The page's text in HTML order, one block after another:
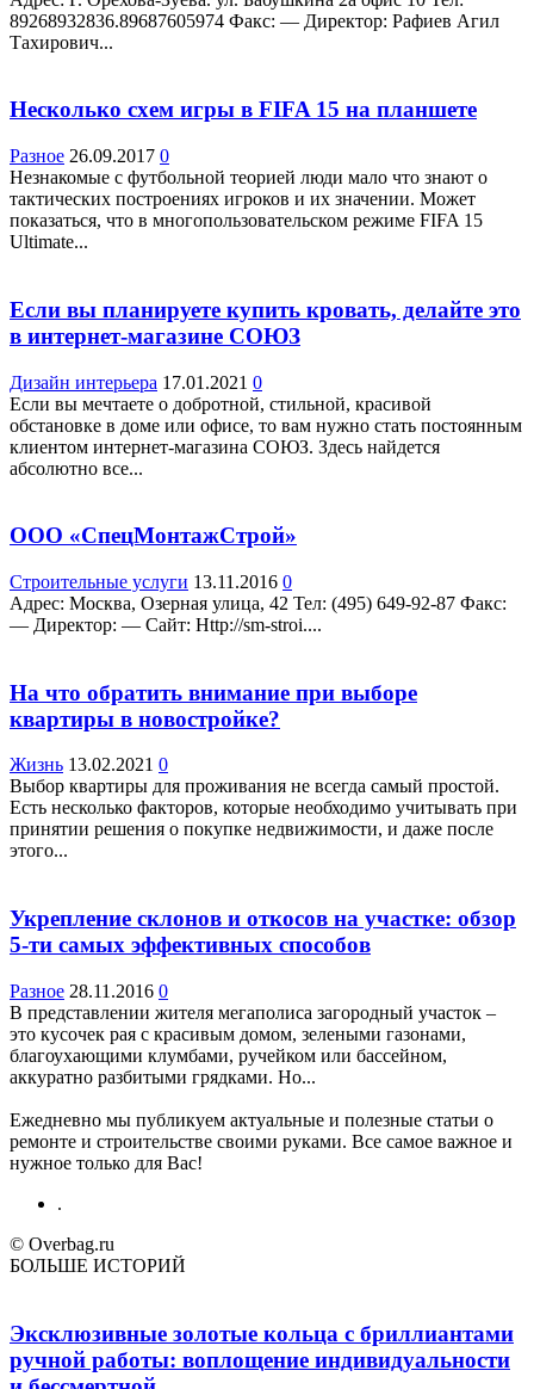
89268932836.89687605974 Факс: — Директор: Рафиев Агил
Тахирович...
Несколько схем игры в FIFA 15 на планшете
Разное 26.09.2017 0
Незнакомые с футбольной теорией люди мало что знают о
тактических построениях игроков и их значении. Может
показаться, что в многопользовательском режиме FIFA 15
Ultimate...
Если вы планируете купить кровать, делайте это
в интернет-магазине СОЮЗ
Дизайн интерьера 17.01.2021 0
Если вы мечтаете о добротной, стильной, красивой
обстановке в доме или офисе, то вам нужно стать постоянным
клиентом интернет-магазина СОЮЗ. Здесь найдется
абсолютно все...
ООО «СпецМонтажСтрой»
Строительные услуги 13.11.2016 0
Адрес: Москва, Озерная улица, 42 Teл: (495) 649-92-87 Факс:
— Директор: — Сайт: Http://sm-stroi....
На что обратить внимание при выборе
квартиры в новостройке?
Жизнь 13.02.2021 0
Выбор квартиры для проживания не всегда самый простой.
Есть несколько факторов, которые необходимо учитывать при
принятии решения о покупке недвижимости, и даже после
этого...
Укрепление склонов и откосов на участке: обзор
5-ти самых эффективных способов
Разное 28.11.2016 0
В представлении жителя мегаполиса загородный участок –
это кусочек рая с красивым домом, зелеными газонами,
благоухающими клумбами, ручейком или бассейном,
аккуратно разбитыми грядками. Но...
Ежедневно мы публикуем актуальные и полезные статьи о
ремонте и строительстве своими руками. Все самое важное и
нужное только для Вас!
.
© Overbag.ru
БОЛЬШЕ ИСТОРИЙ
Эксклюзивные золотые кольца с бриллиантами
ручной работы: воплощение индивидуальности